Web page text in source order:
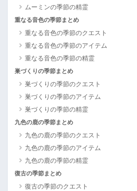
ムーミンの季節の精霊
重なる音色の季節まとめ
重なる音色の季節のクエスト
重なる音色の季節のアイテム
重なる音色の季節の精霊
巣づくりの季節まとめ
巣づくりの季節のクエスト
巣づくりの季節のアイテム
巣づくりの季節の精霊
九色の鹿の季節まとめ
九色の鹿の季節のクエスト
九色の鹿の季節のアイテム
九色の鹿の季節の精霊
復古の季節まとめ
復古の季節のクエスト